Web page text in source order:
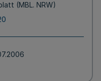
(MBL. NRW)